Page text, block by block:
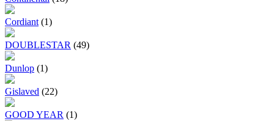
Cordiant (1)
DOUBLESTAR (49)
Dunlop (1)
Gislaved (22)
GOOD YEAR (1)